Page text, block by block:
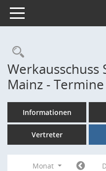
Toggle navigation
Mainz -
Informationen
Vertreter
Monat